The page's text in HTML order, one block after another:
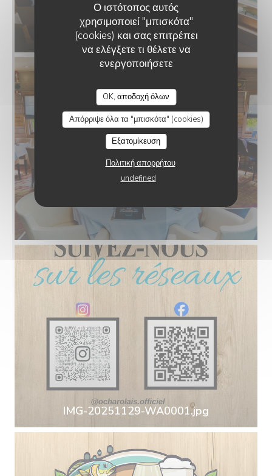
Ο ιστότοπος αυτός
χρησιμοποιεί "μπισκότα"
(cookies) και σας επιτρέπει
να ελέγξετε τι θέλετε να
ενεργοποιήσετε
OK, αποδοχή όλων
Απόρριψε όλα τα "μπισκότα" (cookies)
Εξατομίκευση
Πολιτική απορρήτου
undefined
IMG-20251129-WA0001.jpg
O'CHAROLAIS